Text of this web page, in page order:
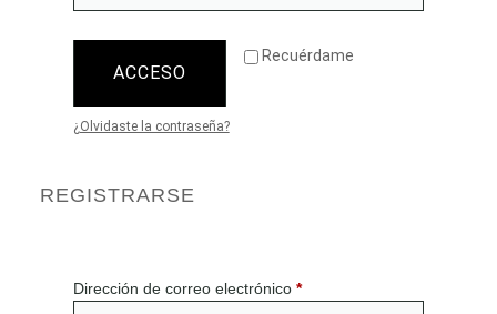
Recuérdame
ACCESO
¿Olvidaste la contraseña?
REGISTRARSE
Dirección de correo electrónico *